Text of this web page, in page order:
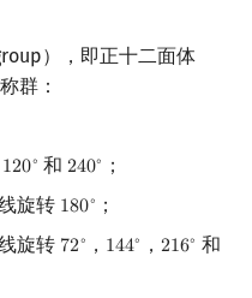
），即正十二面体
群：
120∘
120∘ 和 240∘
240∘ ；
旋转 180∘
180∘ ；
旋转 72∘
72∘ ， 144∘
144∘ ， 216∘
216∘ 和